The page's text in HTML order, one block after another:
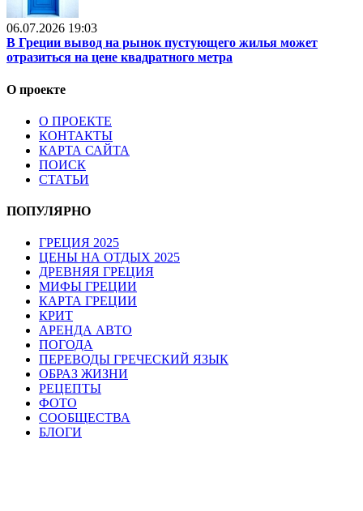
06.07.2026 19:03
В Греции вывод на рынок пустующего жилья может
отразиться на цене квадратного метра
О проекте
О ПРОЕКТЕ
КОНТАКТЫ
КАРТА САЙТА
ПОИСК
СТАТЬИ
ПОПУЛЯРНО
ГРЕЦИЯ 2025
ЦЕНЫ НА ОТДЫХ 2025
ДРЕВНЯЯ ГРЕЦИЯ
МИФЫ ГРЕЦИИ
КАРТА ГРЕЦИИ
КРИТ
АРЕНДА АВТО
ПОГОДА
ПЕРЕВОДЫ ГРЕЧЕСКИЙ ЯЗЫК
ОБРАЗ ЖИЗНИ
РЕЦЕПТЫ
ФОТО
СООБЩЕСТВА
БЛОГИ